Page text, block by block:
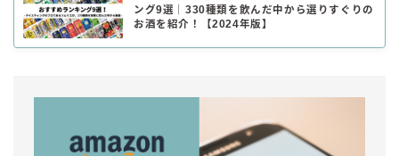
ング9選｜330種類を飲んだ中から選りすぐりの
お酒を紹介！【2024年版】